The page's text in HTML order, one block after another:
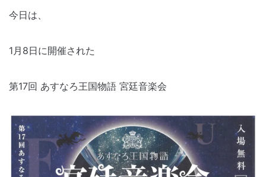
今日は、
1月8日に開催された
第17回 あすなろ王国物語 宮廷音楽会